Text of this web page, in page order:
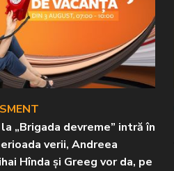
„Brigada devreme” intră în
verii, Andreea
Hînda și Greeg vor da, pe